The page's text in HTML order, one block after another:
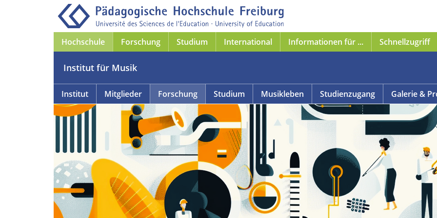
Hochschule Forschung Studium International Informationen für ... Schnellzugriff
Institut für Musik
Institut Mitglieder Forschung Studium Musikleben Studienzugang Galerie &